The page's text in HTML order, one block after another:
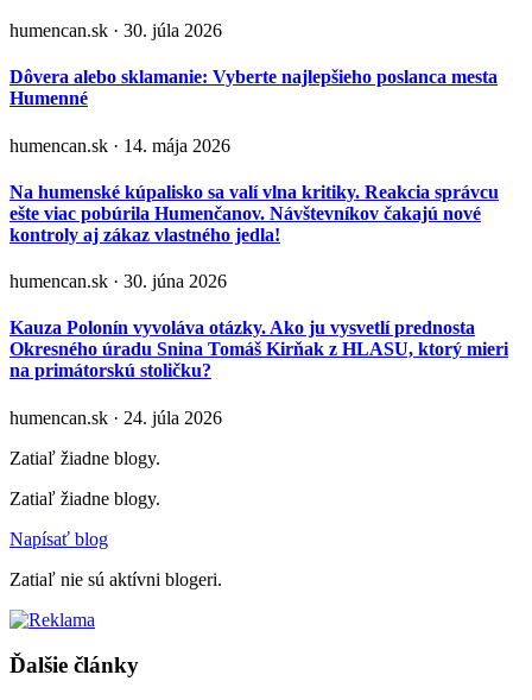
humencan.sk · 30. júla 2026
Dôvera alebo sklamanie: Vyberte najlepšieho poslanca mesta
Humenné
humencan.sk · 14. mája 2026
Na humenské kúpalisko sa valí vlna kritiky. Reakcia správcu
ešte viac pobúrila Humenčanov. Návštevníkov čakajú nové
kontroly aj zákaz vlastného jedla!
humencan.sk · 30. júna 2026
Kauza Polonín vyvoláva otázky. Ako ju vysvetlí prednosta
Okresného úradu Snina Tomáš Kirňak z HLASU, ktorý mieri
na primátorskú stoličku?
humencan.sk · 24. júla 2026
Zatiaľ žiadne blogy.
Zatiaľ žiadne blogy.
Napísať blog
Zatiaľ nie sú aktívni blogeri.
Ďalšie články